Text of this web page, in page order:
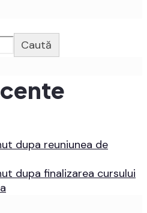
Caută
dupa reuniunea de
dupa finalizarea cursului